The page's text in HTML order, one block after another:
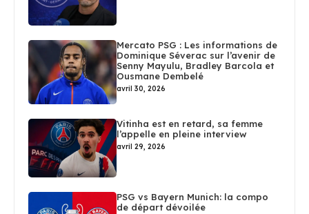
Mercato PSG : Les informations de
Dominique Séverac sur l’avenir de
Senny Mayulu, Bradley Barcola et
Ousmane Dembelé
avril 30, 2026
Vitinha est en retard, sa femme
l’appelle en pleine interview
avril 29, 2026
PSG vs Bayern Munich: la compo
de départ dévoilée